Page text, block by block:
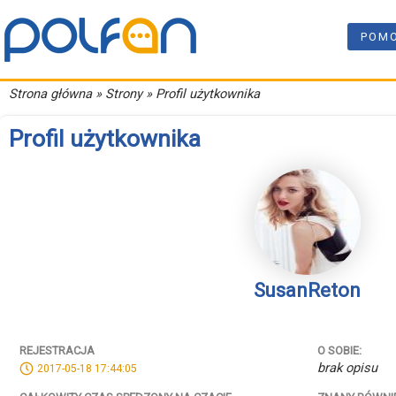
Strona główna» Strony » Profil użytkownika
Profil użytkownika
SusanReton
REJESTRACJA
2017-05-18 17:44:05
O SOBIE:
brak opisu